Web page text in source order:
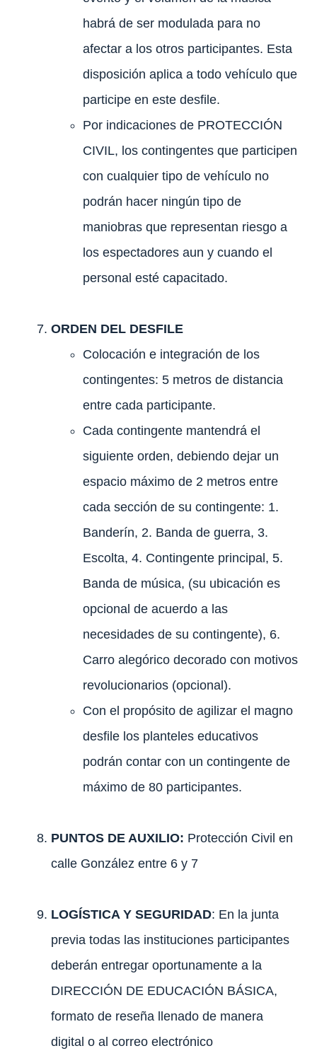
habrá de ser modulada para no
afectar a los otros participantes. Esta
disposición aplica a todo vehículo que
participe en este desfile.
Por indicaciones de PROTECCIÓN
CIVIL, los contingentes que participen
con cualquier tipo de vehículo no
podrán hacer ningún tipo de
maniobras que representan riesgo a
los espectadores aun y cuando el
personal esté capacitado.
ORDEN DEL DESFILE
Colocación e integración de los
contingentes: 5 metros de distancia
entre cada participante.
Cada contingente mantendrá el
siguiente orden, debiendo dejar un
espacio máximo de 2 metros entre
cada sección de su contingente: 1.
Banderín, 2. Banda de guerra, 3.
Escolta, 4. Contingente principal, 5.
Banda de música, (su ubicación es
opcional de acuerdo a las
necesidades de su contingente), 6.
Carro alegórico decorado con motivos
revolucionarios (opcional).
Con el propósito de agilizar el magno
desfile los planteles educativos
podrán contar con un contingente de
máximo de 80 participantes.
PUNTOS DE AUXILIO: Protección Civil en
calle González entre 6 y 7
LOGÍSTICA Y SEGURIDAD: En la junta
previa todas las instituciones participantes
deberán entregar oportunamente a la
DIRECCIÓN DE EDUCACIÓN BÁSICA,
formato de reseña llenado de manera
digital o al correo electrónico